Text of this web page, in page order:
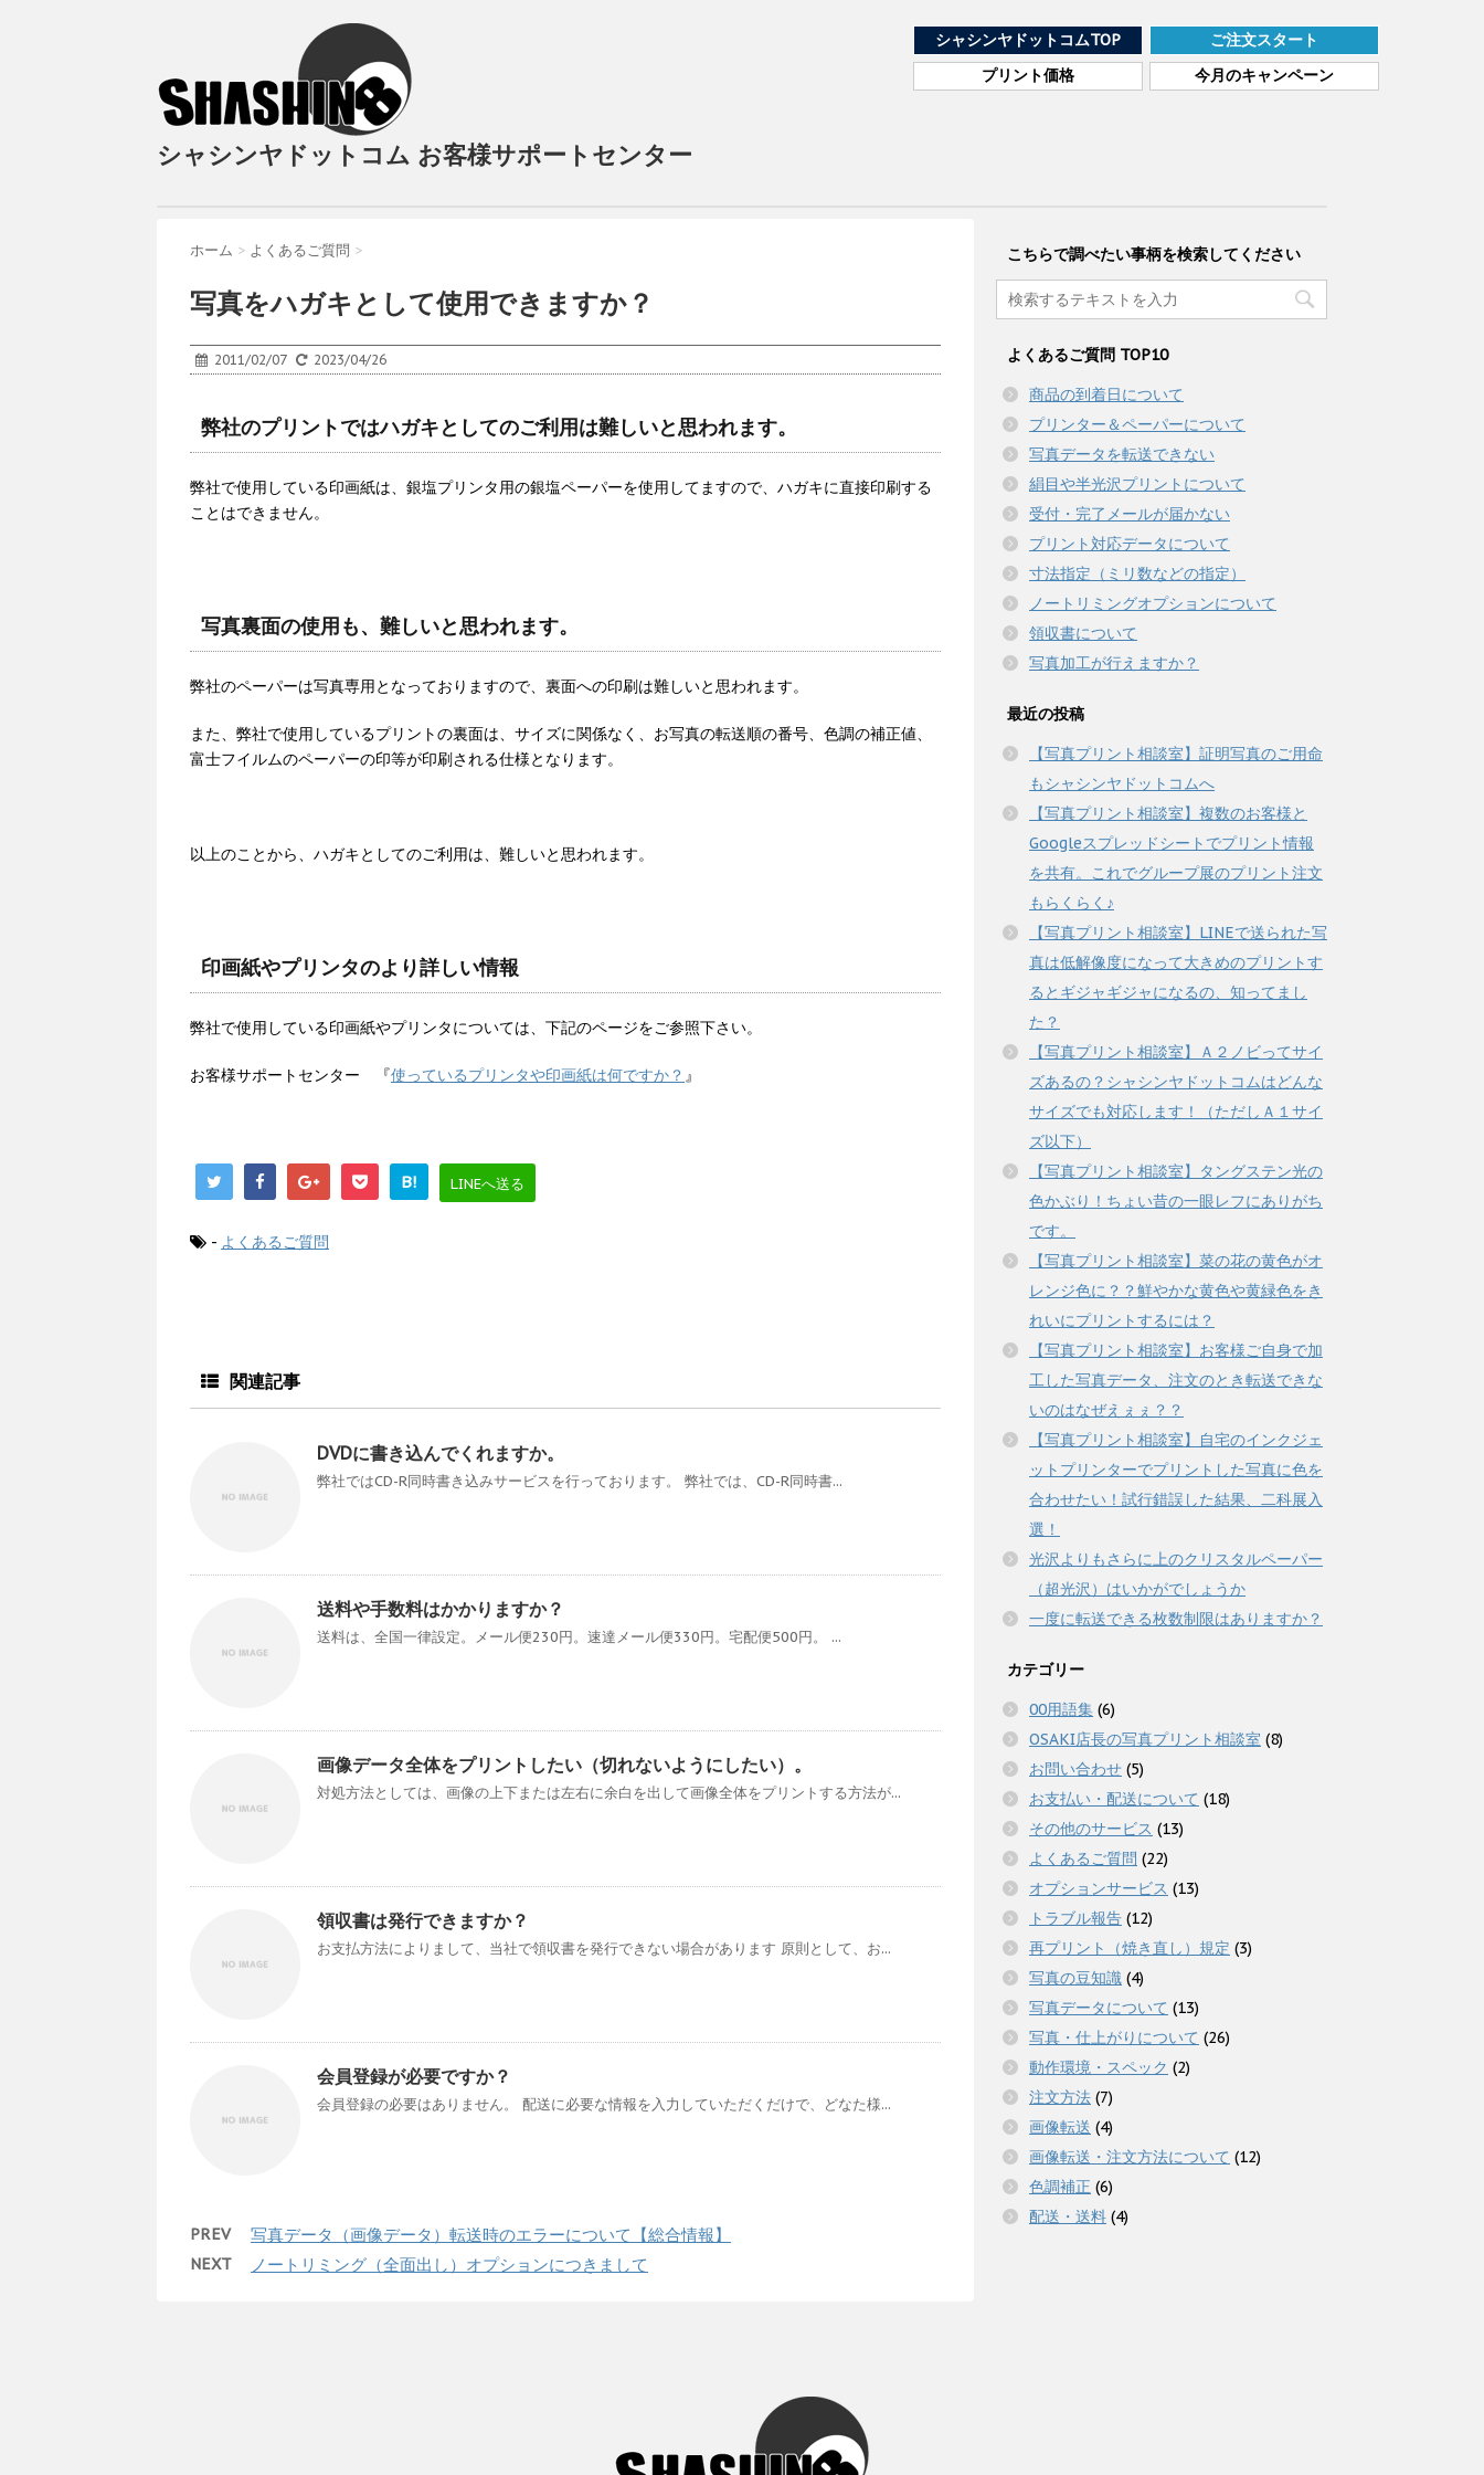
シャシンヤドットコム お客様サポートセンター
シャシンヤドットコムTOP ご注文スタート
プリント価格 今月のキャンペーン
ホーム > よくあるご質問 >
写真をハガキとして使用できますか？
2011/02/07 2023/04/26
弊社のプリントではハガキとしてのご利用は難しいと思われます。
弊社で使用している印画紙は、銀塩プリンタ用の銀塩ペーパーを使用してますので、ハガキに直接印刷する
ことはできません。
写真裏面の使用も、難しいと思われます。
弊社のペーパーは写真専用となっておりますので、裏面への印刷は難しいと思われます。
また、弊社で使用しているプリントの裏面は、サイズに関係なく、お写真の転送順の番号、色調の補正値、
富士フイルムのペーパーの印等が印刷される仕様となります。
以上のことから、ハガキとしてのご利用は、難しいと思われます。
印画紙やプリンタのより詳しい情報
弊社で使用している印画紙やプリンタについては、下記のページをご参照下さい。
お客様サポートセンター 『使っているプリンタや印画紙は何ですか？ 』
B! LINEへ送る
- よくあるご質問
関連記事
DVDに書き込んでくれますか。
弊社ではCD-R同時書き込みサービスを行っております。 弊社では、CD-R同時書...
送料や手数料はかかりますか？
送料は、全国一律設定。メール便230円。速達メール便330円。宅配便500円。 ...
画像データ全体をプリントしたい（切れないようにしたい）。
対処方法としては、画像の上下または左右に余白を出して画像全体をプリントする方法が...
領収書は発行できますか？
お支払方法によりまして、当社で領収書を発行できない場合があります 原則として、お...
会員登録が必要ですか？
会員登録の必要はありません。 配送に必要な情報を入力していただくだけで、どなた様...
PREV 写真データ（画像データ）転送時のエラーについて【総合情報】
NEXT ノートリミング（全面出し）オプションにつきまして
こちらで調べたい事柄を検索してください
よくあるご質問 TOP10
商品の到着日について
プリンター＆ペーパーについて
写真データを転送できない
絹目や半光沢プリントについて
受付・完了メールが届かない
プリント対応データについて
寸法指定（ミリ数などの指定）
ノートリミングオプションについて
領収書について
写真加工が行えますか？
最近の投稿
【写真プリント相談室】証明写真のご用命
もシャシンヤドットコムへ
【写真プリント相談室】複数のお客様と
Googleスプレッドシートでプリント情報
を共有。これでグループ展のプリント注文
もらくらく♪
【写真プリント相談室】LINEで送られた写
真は低解像度になって大きめのプリントす
るとギジャギジャになるの、知ってまし
た？
【写真プリント相談室】Ａ２ノビってサイ
ズあるの？シャシンヤドットコムはどんな
サイズでも対応します！（ただしＡ１サイ
ズ以下）
【写真プリント相談室】タングステン光の
色かぶり！ちょい昔の一眼レフにありがち
です。
【写真プリント相談室】菜の花の黄色がオ
レンジ色に？？鮮やかな黄色や黄緑色をき
れいにプリントするには？
【写真プリント相談室】お客様ご自身で加
工した写真データ、注文のとき転送できな
いのはなぜえぇぇ？？
【写真プリント相談室】自宅のインクジェ
ットプリンターでプリントした写真に色を
合わせたい！試行錯誤した結果、二科展入
選！
光沢よりもさらに上のクリスタルペーパー
（超光沢）はいかがでしょうか
一度に転送できる枚数制限はありますか？
カテゴリー
00用語集 (6)
OSAKI店長の写真プリント相談室 (8)
お問い合わせ (5)
お支払い・配送について (18)
その他のサービス (13)
よくあるご質問 (22)
オプションサービス (13)
トラブル報告 (12)
再プリント（焼き直し）規定 (3)
写真の豆知識 (4)
写真データについて (13)
写真・仕上がりについて (26)
動作環境・スペック (2)
注文方法 (7)
画像転送 (4)
画像転送・注文方法について (12)
色調補正 (6)
配送・送料 (4)